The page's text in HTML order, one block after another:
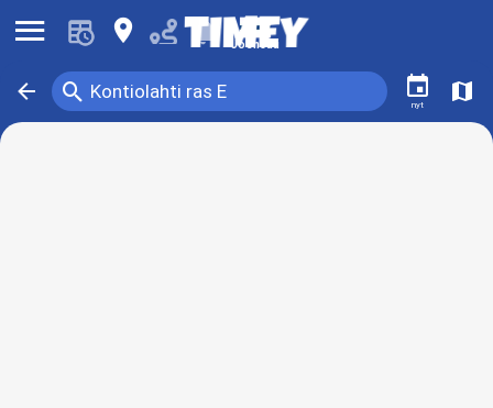
󰍜 󰍎 󰂚 Joensuu
󰁍 Kontiolahti ras E
󰍉 󰃭
nyt
󰍍